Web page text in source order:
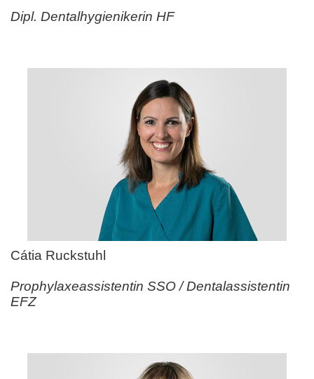
Dipl. Dentalhygienikerin HF
Cátia Ruckstuhl
Prophylaxeassistentin SSO / Dentalassistentin
EFZ